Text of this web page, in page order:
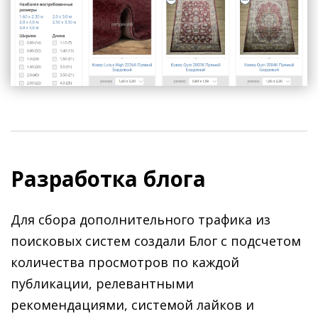
Разработка блога
Для сбора дополнительного трафика из
поисковых систем создали Блог с подсчетом
количества просмотров по каждой
публикации, релевантными
рекомендациями, системой лайков и